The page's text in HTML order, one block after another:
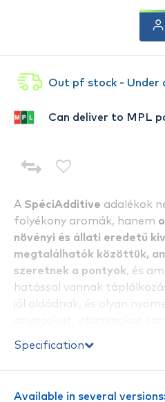
A SpéciAdditive adalékok
folyékony aromák, hanem
növényi és állati eredetű
megtalálhatók közöttük,
szeretnek a pontyok, és
hatással vannak
jól oldódnak, és olyan
zamata számukra
Specification
Available in several
Out pf stock - Under
Can deliver to MPL